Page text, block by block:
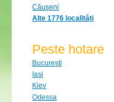
Căuşeni
Alte 1776 localități
Peste hotare
Bucureşti
Iaşi
Kiev
Odessa